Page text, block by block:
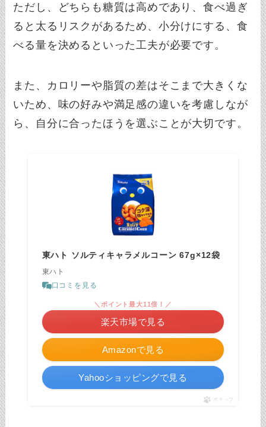
ただし、どちらも糖質は高めであり、食べ過ぎ
ると太るリスクがあるため、小分けにする、食
べる量を決めるといった工夫が必要です。
また、カロリーや脂質の差はそこまで大きくな
いため、味の好みや満足感の違いを考慮しなが
ら、自分に合ったほうを選ぶことが大切です。
東ハト ソルティキャラメルコーン 67g×12袋
東ハト
口コミを見る
Amazonで見る
＼ポイント最大11倍！／
楽天市場で見る
Yahooショッピングで見る
ポチップ